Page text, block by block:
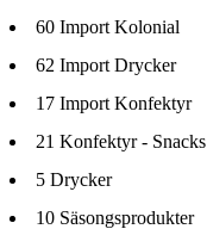
60 Import Kolonial
62 Import Drycker
17 Import Konfektyr
21 Konfektyr - Snacks
5 Drycker
10 Säsongsprodukter